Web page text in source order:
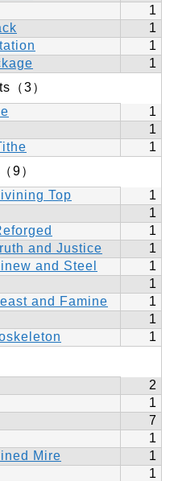
1
1
1
1
（3）
1
1
1
9）
Top
1
1
1
and Justice
1
and Steel
1
1
and Famine
1
1
1
2
1
7
1
Mire
1
1